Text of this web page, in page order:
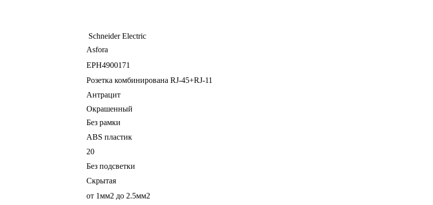
Schneider Electric
Asforа
EPH4900171
Розетка комбинирована RJ-45+RJ-11
Антрацит
Окрашенный
Без рамки
ABS пластик
20
Без подсветки
Скрытая
от 1мм2 до 2.5мм2